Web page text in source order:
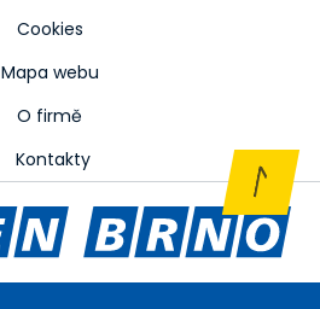
Cookies
Mapa webu
O firmě
Kontakty